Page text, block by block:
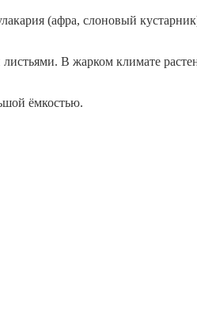
(афра, слоновый
В жарком климате
ёмкостью.